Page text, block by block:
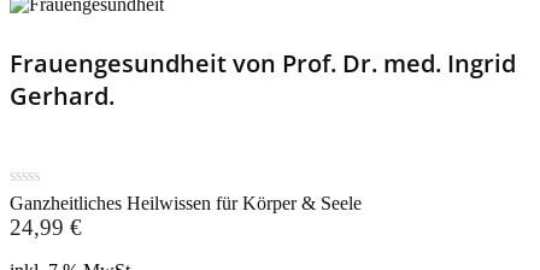
Frauengesundheit von Prof. Dr. med. Ingrid
Gerhard.
0
out
of
Ganzheitliches Heilwissen für Körper & Seele
24,99 €